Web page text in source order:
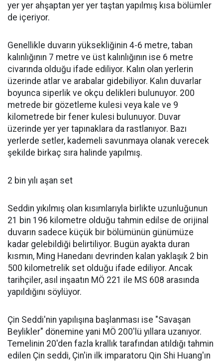
yer yer ahşaptan yer yer taştan yapılmış kısa bölümler
de içeriyor.
Genellikle duvarın yüksekliğinin 4-6 metre, taban
kalınlığının 7 metre ve üst kalınlığının ise 6 metre
civarında olduğu ifade ediliyor. Kalın olan yerlerin
üzerinde atlar ve arabalar gidebiliyor. Kalın duvarlar
boyunca siperlik ve okçu delikleri bulunuyor. 200
metrede bir gözetleme kulesi veya kale ve 9
kilometrede bir fener kulesi bulunuyor. Duvar
üzerinde yer yer tapınaklara da rastlanıyor. Bazı
yerlerde setler, kademeli savunmaya olanak verecek
şekilde birkaç sıra halinde yapılmış.
2 bin yılı aşan set
Seddin yıkılmış olan kısımlarıyla birlikte uzunluğunun
21 bin 196 kilometre olduğu tahmin edilse de orijinal
duvarın sadece küçük bir bölümünün günümüze
kadar gelebildiği belirtiliyor. Bugün ayakta duran
kısmın, Ming Hanedanı devrinden kalan yaklaşık 2 bin
500 kilometrelik set olduğu ifade ediliyor. Ancak
tarihçiler, asıl inşaatın MÖ 221 ile MS 608 arasında
yapıldığını söylüyor.
Çin Seddi'nin yapılışına başlanması ise "Savaşan
Beylikler" dönemine yani MÖ 200'lü yıllara uzanıyor.
Temelinin 20'den fazla krallık tarafından atıldığı tahmin
edilen Çin seddi, Çin'in ilk imparatoru Qin Shi Huang'ın